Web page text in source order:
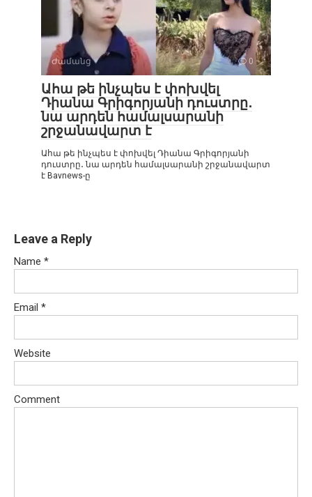
Ժամանց 0
Ահա թե ինչպես է փոխվել
Դիանա Գրիգորյանի դուստրը․
նա արդեն համալսարանի
շրջանավարտ է
Ահա թե ինչպես է փոխվել Դիանա Գրիգորյանի
դուստրը․ նա արդեն համալսարանի շրջանավարտ
է Bavnews-ը
Leave a Reply
Name *
Email *
Website
Comment